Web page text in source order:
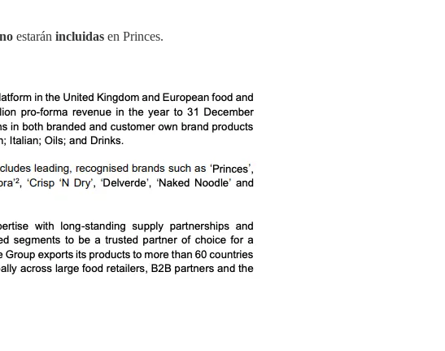
no estarán incluidas en Princes.